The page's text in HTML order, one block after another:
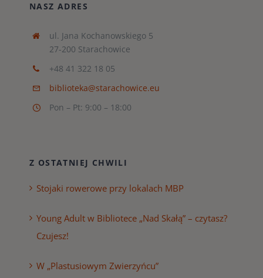
NASZ ADRES
ul. Jana Kochanowskiego 5
27-200 Starachowice
+48 41 322 18 05
biblioteka@starachowice.eu
Pon – Pt: 9:00 – 18:00
Z OSTATNIEJ CHWILI
Stojaki rowerowe przy lokalach MBP
Young Adult w Bibliotece „Nad Skałą” – czytasz?
Czujesz!
W „Plastusiowym Zwierzyńcu”